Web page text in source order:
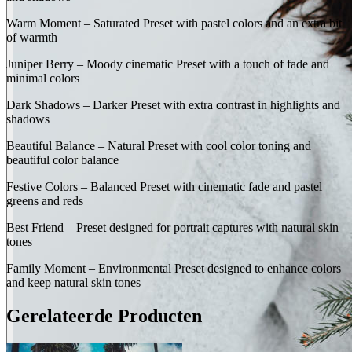
Warm Moment – Saturated Preset with pastel colors and an extra bit
of warmth
Juniper Berry – Moody cinematic Preset with a touch of fade and
minimal colors
Dark Shadows – Darker Preset with extra contrast in highlights and
shadows
Beautiful Balance – Natural Preset with cool color toning and
beautiful color balance
Festive Colors – Balanced Preset with cinematic fade and pastel
greens and reds
Best Friend – Preset designed for portrait captures with natural skin
tones
Family Moment – Environmental Preset designed to enhance colors
and keep natural skin tones
Gerelateerde Producten